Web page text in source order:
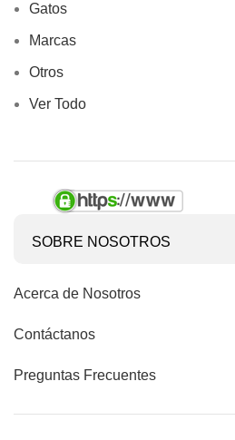
Gatos
Marcas
Otros
Ver Todo
SOBRE NOSOTROS
Acerca de Nosotros
Contáctanos
Preguntas Frecuentes